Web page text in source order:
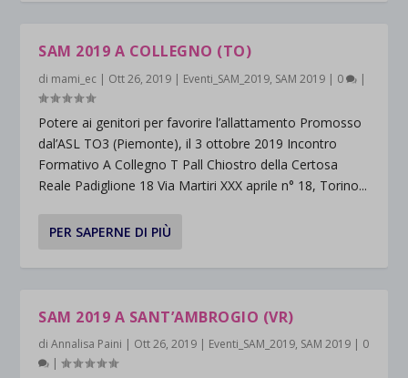
SAM 2019 A COLLEGNO (TO)
di mami_ec | Ott 26, 2019 | Eventi_SAM_2019, SAM 2019 | 0 |
Potere ai genitori per favorire l’allattamento Promosso
dal’ASL TO3 (Piemonte), il 3 ottobre 2019 Incontro
Formativo A Collegno T Pall Chiostro della Certosa
Reale Padiglione 18 Via Martiri XXX aprile n° 18, Torino...
PER SAPERNE DI PIÙ
SAM 2019 A SANT’AMBROGIO (VR)
diAnnalisa Paini | Ott 26, 2019 | Eventi_SAM_2019, SAM 2019 | 0
|